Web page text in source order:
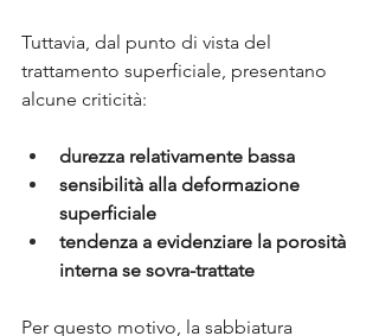
Tuttavia, dal punto di vista del
trattamento superficiale, presentano
alcune criticità:
durezza relativamente bassa
sensibilità alla deformazione
superficiale
tendenza a evidenziare la porosità
interna se sovra-trattate
Per questo motivo, la sabbiatura